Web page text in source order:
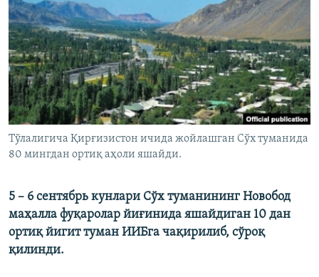
Тўлалигича Қирғизистон ичида жойлашган Сўх туманида
80 мингдан ортиқ аҳоли яшайди.
5 – 6 сентябрь кунлари Сўх туманининг Новобод
маҳалла фуқаролар йиғинида яшайдиган 10 дан
ортиқ йигит туман ИИБга чақирилиб, сўроқ
қилинди.